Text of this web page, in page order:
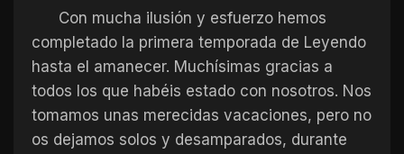
Con mucha ilusión y esfuerzo hemos
completado la primera temporada de Leyendo
hasta el amanecer. Muchísimas gracias a
todos los que habéis estado con nosotros. Nos
tomamos unas merecidas vacaciones, pero no
os dejamos solos y desamparados, durante